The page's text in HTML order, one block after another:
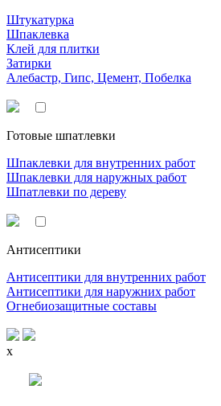
Штукатурка
Шпаклевка
Клей для плитки
Затирки
Алебастр, Гипс, Цемент, Побелка
Готовые шпатлевки
Шпаклевки для внутренних работ
Шпаклевки для наружных работ
Шпатлевки по дереву
Антисептики
Антисептики для внутренних работ
Антисептики для наружних работ
Огнебиозащитные составы
x